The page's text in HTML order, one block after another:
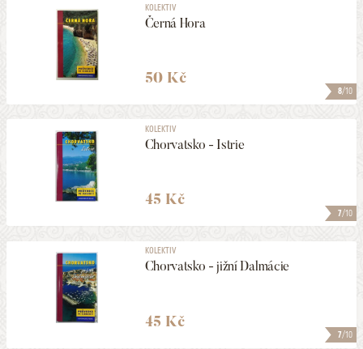
8/10
KOLEKTIV
Černá Hora
50 Kč
7/10
KOLEKTIV
Chorvatsko - Istrie
45 Kč
7/10
KOLEKTIV
Chorvatsko - jižní Dalmácie
45 Kč